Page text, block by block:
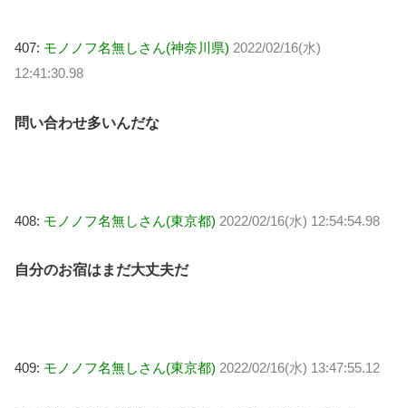
407: モノノフ名無しさん(神奈川県) 2022/02/16(水)
12:41:30.98
問い合わせ多いんだな
408: モノノフ名無しさん(東京都) 2022/02/16(水) 12:54:54.98
自分のお宿はまだ大丈夫だ
409: モノノフ名無しさん(東京都) 2022/02/16(水) 13:47:55.12